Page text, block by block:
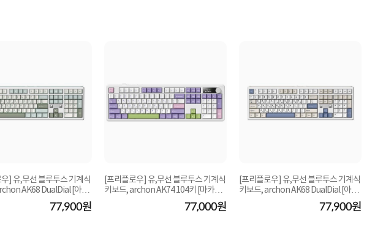
우] 유,무선 블루투스 기계식
AK68 DualDial [아콘
77,900원
[프리플로우] 유,무선 블루투스 기계식
키보드, archon AK74 104키 [마카롱,
77,000원
[프리플로우] 유,무선 블루투스 기계식
키보드, archon AK68 DualDial [아콘
77,900원